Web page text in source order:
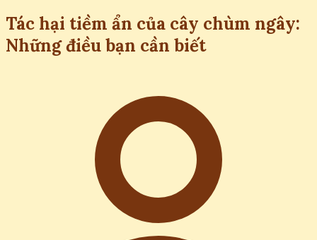
Tác hại tiềm ẩn của cây chùm ngây:
Những điều bạn cần biết